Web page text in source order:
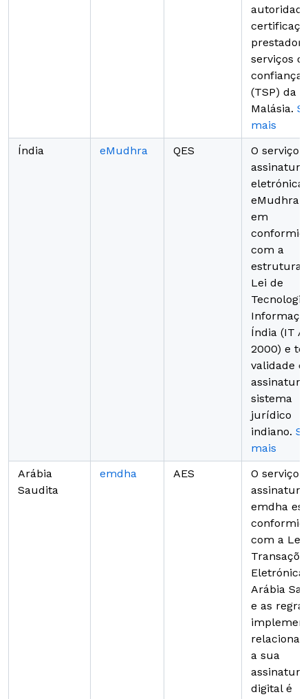
serviços
confiança
(TSP) da
Malásia.
mais
Índia
eMudhra QES
O serviço
assinatura
eletrónica
eMudhra
em
com a
estrutura
Lei de
Índia (IT
2000) e
validade
sistema
jurídico
indiano.
mais
Arábia
Saudita
emdha AES
O serviço
emdha
com a Lei
Arábia
e as
a sua
assinatura
digital é